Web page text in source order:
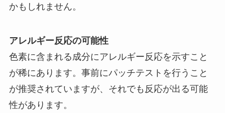
かもしれません。
アレルギー反応の可能性
色素に含まれる成分にアレルギー反応を示すこと
が稀にあります。事前にパッチテストを行うこと
が推奨されていますが、それでも反応が出る可能
性があります。